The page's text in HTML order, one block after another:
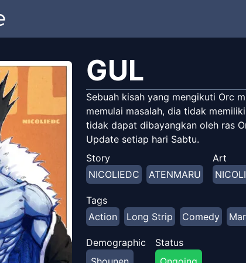
GUL
Sebuah kisah yang mengikuti Orc
memulai masalah, dia tidak
tidak dapat dibayangkan oleh ras
Update setiap hari Sabtu.
Story
NICOLIEDC
ATENMARU
Art
Tags
Action
Long Strip Comedy
Demographic
Status